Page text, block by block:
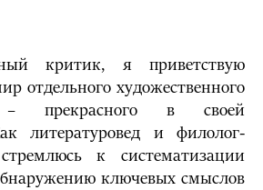
критик, я приветствую
отдельного художественного
– прекрасного в своей
литературовед и филолог-
стремлюсь к систематизации
ключевых смыслов